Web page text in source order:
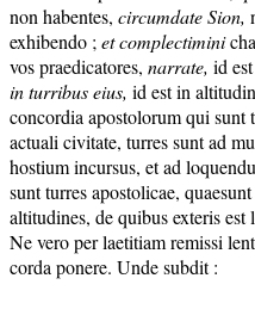
non habentes, circumdateSion,
exhibendo ; et complectimini
vos praedicatores, narrate, id
in turribus eius, id est in
concordia apostolorum qui
actuali civitate, turres sunt ad
hostium incursus, et ad
sunt turres apostolicae,
altitudines, de quibus exteris
Ne vero per laetitiam remissi
corda ponere. Unde subdit :